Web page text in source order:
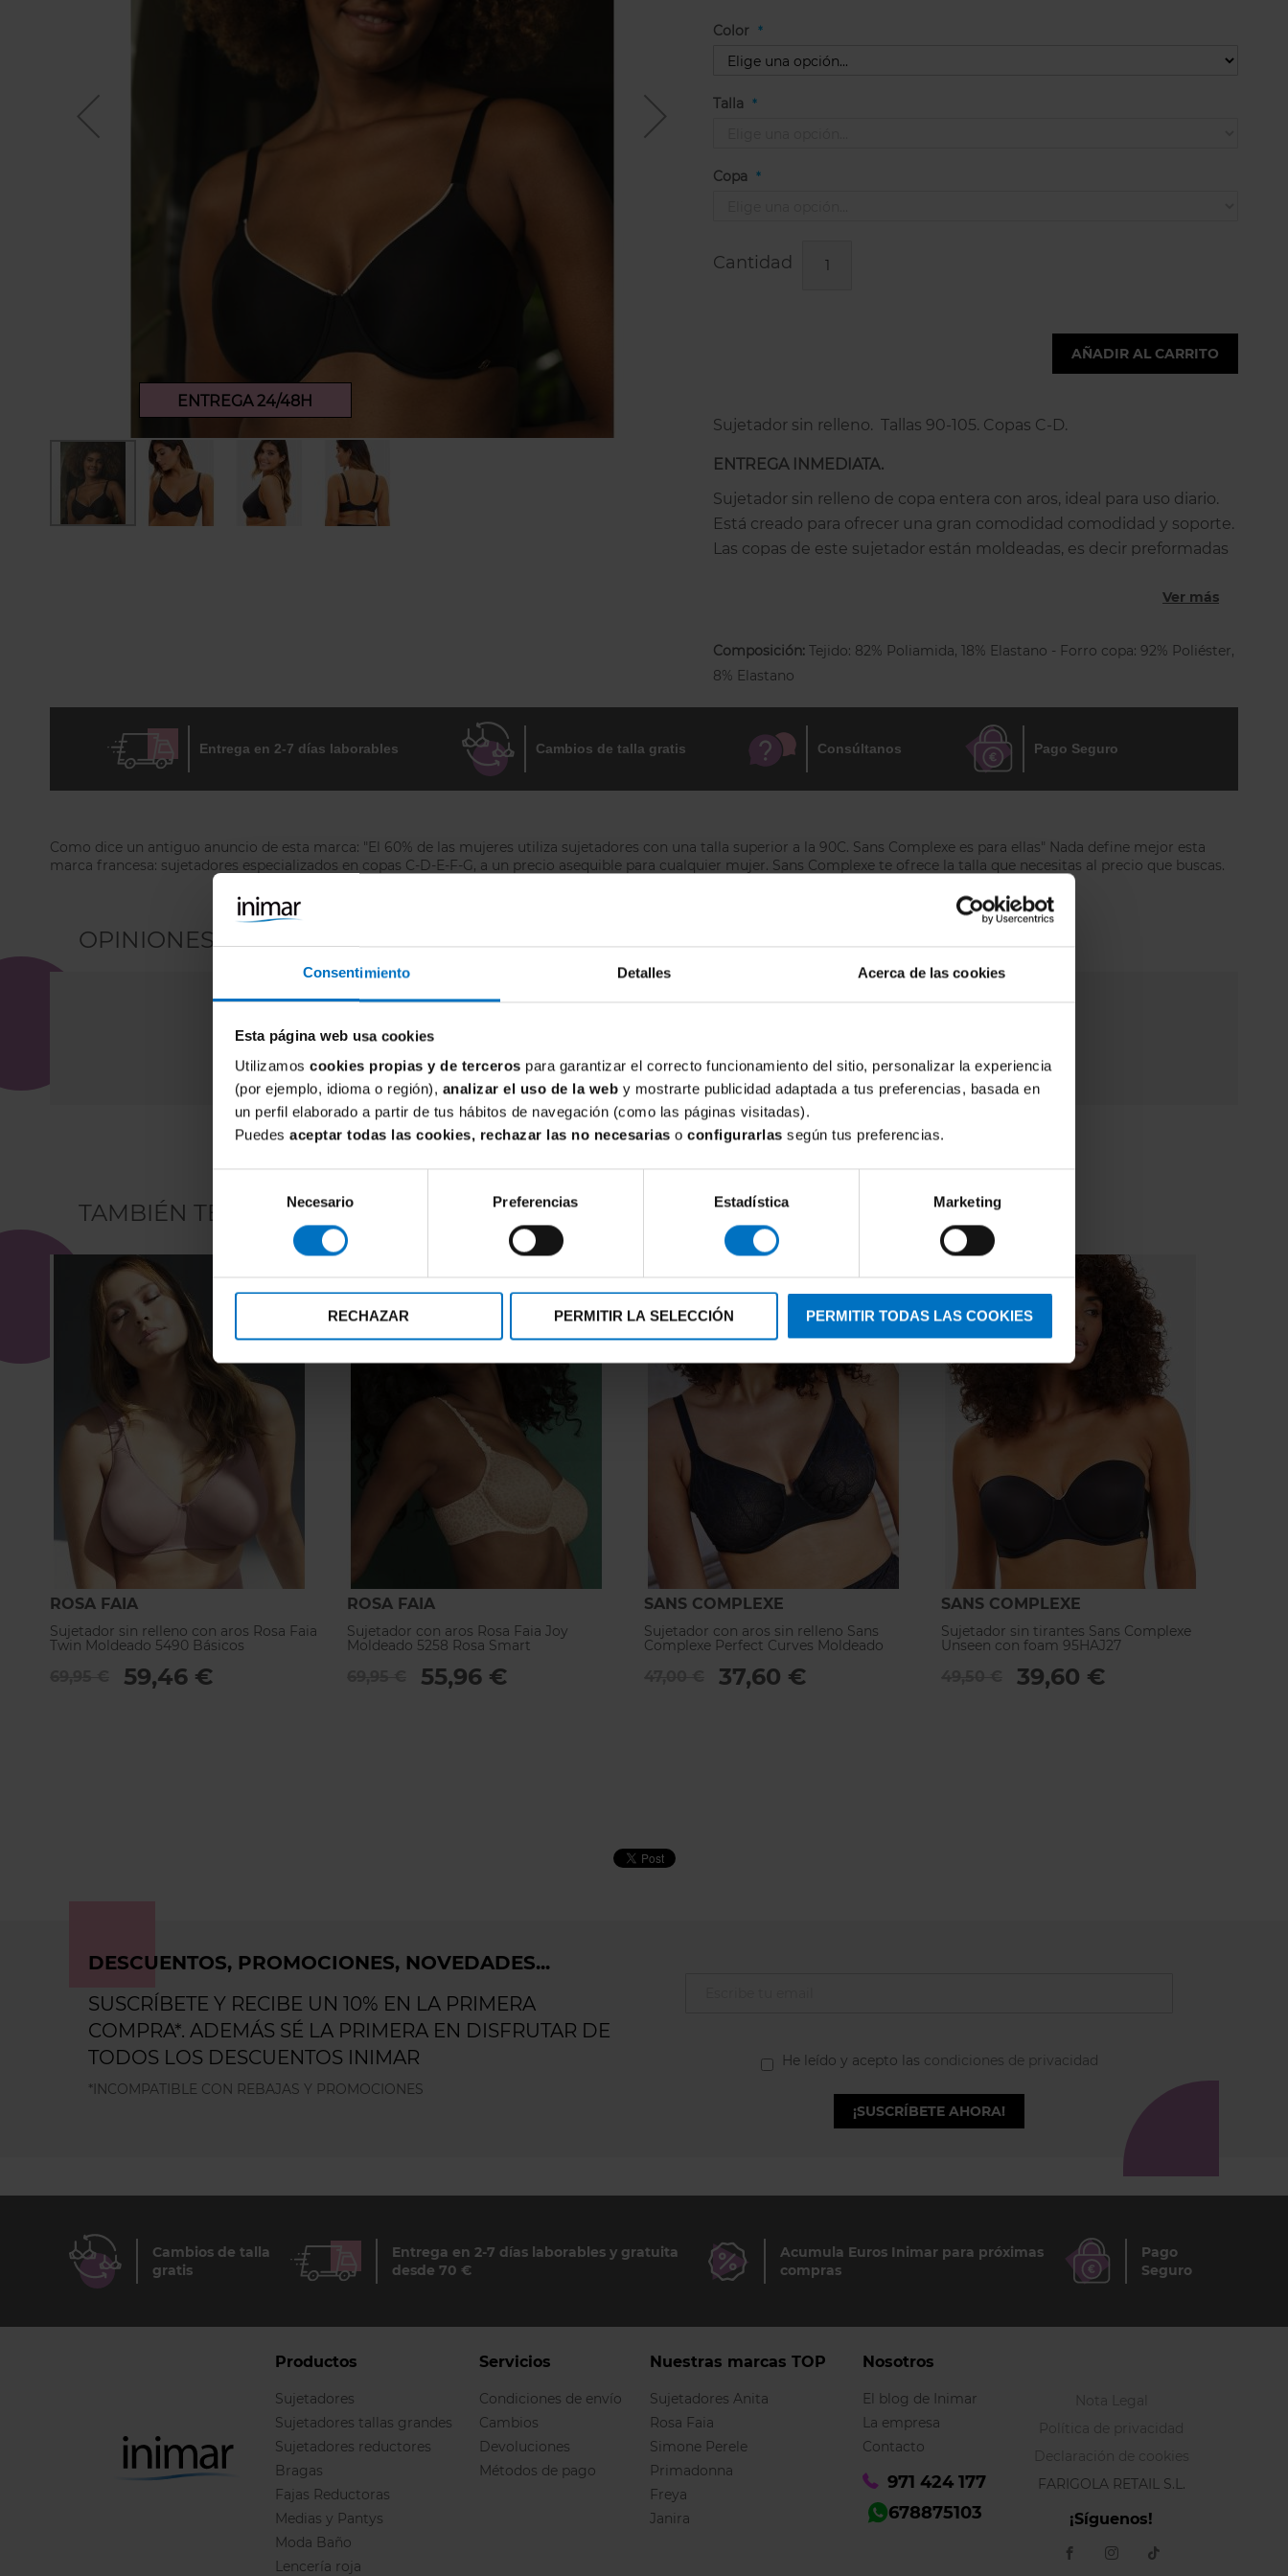
Consentimiento Detalles Acerca de las cookies
Esta página web usa cookies
Utilizamos cookies propias y de terceros para garantizar el correcto funcionamiento del sitio, personalizar la experiencia
(por ejemplo, idioma o región), analizar el uso de la web y mostrarte publicidad adaptada a tus preferencias, basada en
un perfil elaborado a partir de tus hábitos de navegación (como las páginas visitadas).
Puedes aceptar todas las cookies, rechazar las no necesarias o configurarlas según tus preferencias.
de
consentimiento
Necesario Preferencias Estadística Marketing
RECHAZAR PERMITIR LA SELECCIÓN PERMITIR TODAS LAS COOKIES
Color
Talla
Copa
Cantidad
AÑADIR AL CARRITO
Sujetador sin relleno. Tallas 90-105. Copas C-D.
ENTREGA INMEDIATA.
Sujetador sin relleno de copa entera con aros, ideal para uso diario.
Está creado para ofrecer una gran comodidad comodidad y soporte.
Las copas de este sujetador están moldeadas, es decir preformadas
pecho y que no se marque bajo la ropa. Es un modelo es apto para
llevas puesto.
Microfibra elástica satinada con un tacto suave
Acabados extraplanos
Tirantes de satén ajustables en toda la prenda longitud
Ver más
Composición: Tejido: 82% Poliamida, 18% Elastano - Forro copa: 92% Poliéster,
8% Elastano
ENTREGA 24/48H
Entrega en 2-7 días laborables Cambios de talla gratis Consúltanos Pago Seguro
Como dice un antiguo anuncio de esta marca: "El 60% de las mujeres utiliza sujetadores con una talla superior a la 90C. Sans Complexe es para ellas" Nada define mejor esta
marca francesa: sujetadores especializados en copas C-D-E-F-G, a un precio asequible para cualquier mujer. Sans Complexe te ofrece la talla que necesitas al precio que buscas.
OPINIONES DEL CLIENTE (0)/DEJA TU OPINIÓN
TAMBIÉN TE PUEDE INTERESAR
ROSA FAIA
Sujetador sin relleno con aros Rosa Faia
Twin Moldeado 5490 Básicos
59,46 €
ROSA FAIA
Sujetador con aros Rosa Faia Joy
Moldeado 5258 Rosa Smart
55,96 €
SANS COMPLEXE
Sujetador con aros sin relleno Sans
Complexe Perfect Curves Moldeado
37,60 €
SANS COMPLEXE
Sujetador sin tirantes Sans Complexe
Unseen con foam 95HAJ27
39,60 €
DESCUENTOS, PROMOCIONES, NOVEDADES...
SUSCRÍBETE Y RECIBE UN 10% EN LA PRIMERA
COMPRA*. ADEMÁS SÉ LA PRIMERA EN DISFRUTAR DE
TODOS LOS DESCUENTOS INIMAR
*INCOMPATIBLE CON REBAJAS Y PROMOCIONES
He leído y acepto las condiciones de privacidad
¡SUSCRÍBETE AHORA!
Cambios de talla
gratis
Entrega en 2-7 días laborables y gratuita
desde 70 €
Acumula Euros Inimar para próximas
compras
Pago
Seguro
Productos
Sujetadores
Sujetadores tallas grandes
Sujetadores reductores
Bragas
Fajas Reductoras
Medias y Pantys
Moda Baño
Lencería roja
Servicios
Condiciones de envío
Cambios
Devoluciones
Métodos de pago
Nuestras marcas TOP
Sujetadores Anita
Rosa Faia
Simone Perele
Primadonna
Freya
Janira
Nosotros
El blog de Inimar
La empresa
Contacto
971 424 177
678875103
Nota Legal
Política de privacidad
Declaración de cookies
FARIGOLA RETAIL S.L.
¡Síguenos!